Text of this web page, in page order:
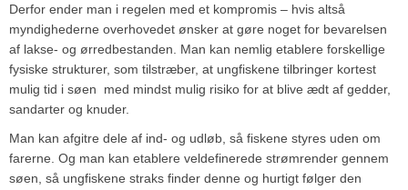
Derfor ender man i regelen med et kompromis – hvis altså
myndighederne overhovedet ønsker at gøre noget for bevarelsen
af lakse- og ørredbestanden. Man kan nemlig etablere forskellige
fysiske strukturer, som tilstræber, at ungfiskene tilbringer kortest
mulig tid i søen ­ med mindst mulig risiko for at blive ædt af gedder,
sandarter og knuder.
Man kan afgitre dele af ind- og udløb, så fiskene styres uden om
farerne. Og man kan etablere veldefinerede strømrender gennem
søen, så ungfiskene straks finder denne og hurtigt følger den